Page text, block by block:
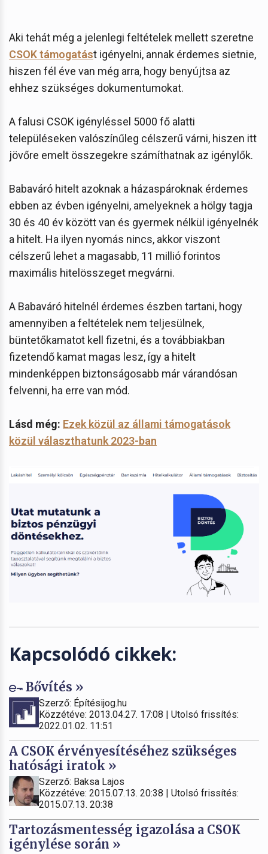
Aki tehát még a jelenlegi feltételek mellett szeretne
CSOK támogatást igényelni, annak érdemes sietnie,
hiszen fél éve van még arra, hogy benyújtsa az
ehhez szükséges dokumentumokat.
A falusi CSOK igényléssel 5000 fő alatti
településeken valószínűleg célszerű várni, hiszen itt
jövőre emelt összegekre számíthatnak az igénylők.
Babaváró hitelt azoknak a házaspároknak érdemes
ebben az évben igényelni, amelyeknek a hölgy tagja
30 és 40 év között van és gyermek nélkül igényelnék
a hitelt. Ha ilyen nyomás nincs, akkor viszont
célszerű lehet a magasabb, 11 millió forintos
maximális hitelösszeget megvárni.
A Babaváró hitelnél érdemes észben tartani, hogy
amennyiben a feltételek nem teljesülnek,
büntetőkamatot kell fizetni, és a továbbiakban
fizetendő kamat magas lesz, így a hitelt
mindenképpen biztonságosabb már várandósan
felvenni, ha erre van mód.
Lásd még: Ezek közül az állami támogatások
közül választhatunk 2023-ban
Kapcsolódó cikkek:
Bővítés »
Szerző: Építésijog.hu
Közzétéve: 2013.04.27. 17:08 | Utolsó frissítés:
2022.01.02. 11:51
A CSOK érvényesítéséhez szükséges
hatósági iratok »
Szerző: Baksa Lajos
Közzétéve: 2015.07.13. 20:38 | Utolsó frissítés:
2015.07.13. 20:38
Tartozásmentesség igazolása a CSOK
igénylése során »